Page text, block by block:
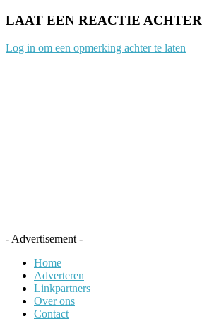
LAAT EEN REACTIE ACHTER
Log in om een opmerking achter te laten
- Advertisement -
Home
Adverteren
Linkpartners
Over ons
Contact